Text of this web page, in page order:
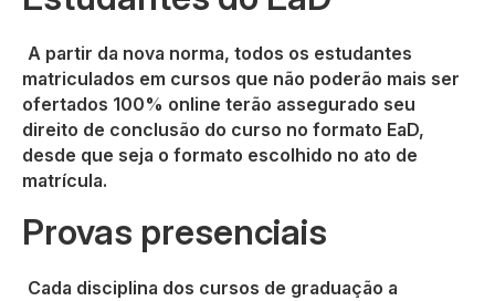
A partir da nova norma, todos os estudantes
matriculados em cursos que não poderão mais ser
ofertados 100% online terão assegurado seu
direito de conclusão do curso no formato EaD,
desde que seja o formato escolhido no ato de
matrícula.
Provas presenciais
Cada disciplina dos cursos de graduação a